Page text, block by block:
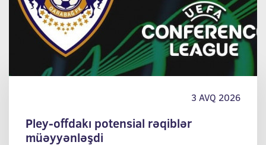
3 AVQ 2026
Pley-offdakı potensial rəqiblər
müəyyənləşdi